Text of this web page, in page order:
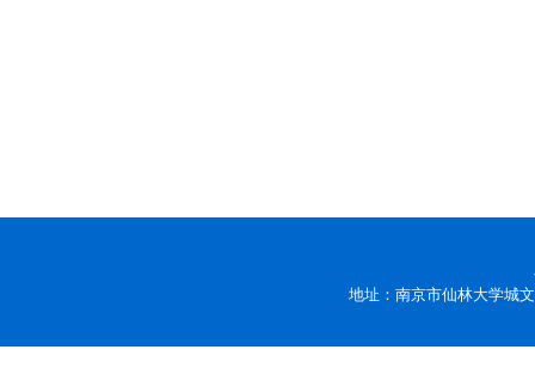
地址：南京市仙林大学城